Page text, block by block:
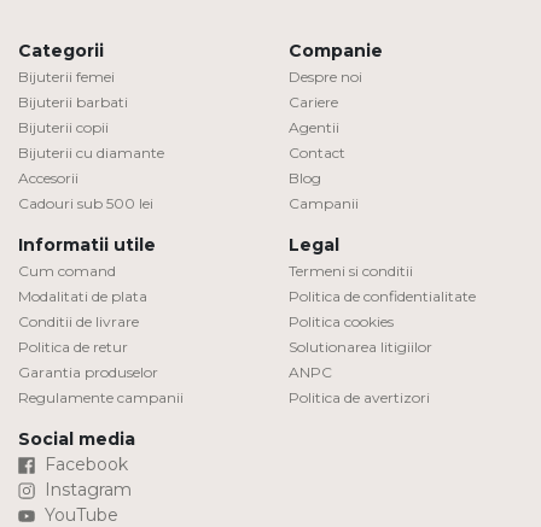
Categorii
Bijuterii femei
Bijuterii barbati
Bijuterii copii
Bijuterii cu diamante
Accesorii
Cadouri sub 500 lei
Companie
Despre noi
Cariere
Agentii
Contact
Blog
Campanii
Informatii utile
Cum comand
Modalitati de plata
Conditii de livrare
Politica de retur
Garantia produselor
Regulamente campanii
Legal
Termeni si conditii
Politica de confidentialitate
Politica cookies
Solutionarea litigiilor
ANPC
Politica de avertizori
Social media
Facebook
Instagram
YouTube